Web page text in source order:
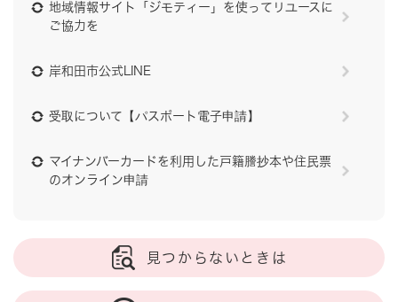
地域情報サイト「ジモティー」を使ってリユースに
ご協力を
岸和田市公式LINE
受取について【パスポート電子申請】
マイナンバーカードを利用した戸籍謄抄本や住民票
のオンライン申請
見つからないときは